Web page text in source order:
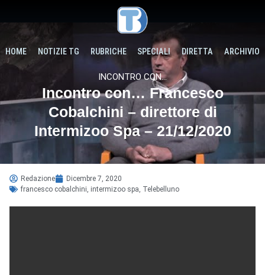
HOME NOTIZIE TG RUBRICHE SPECIALI DIRETTA ARCHIVIO
INCONTRO CON...
Incontro con… Francesco
Cobalchini – direttore di
Intermizoo Spa – 21/12/2020
Redazione
Dicembre 7, 2020
francesco cobalchini intermizoo spa Telebelluno